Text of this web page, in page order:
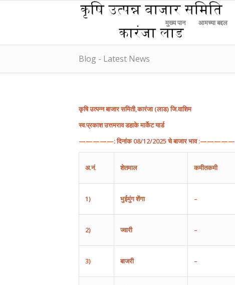
मुख्य पान आमच्या बद्दल
Blog - Latest News
कृषिउत्पन्नबाजारसमिती,कारंजा(लाड)जि.वाशिम
स्व.प्रकाश उत्तमराव डहाके मार्केट यार्ड
—————:दिनांक08/12/2025चेबाजारभाव:—————
अ.नं. शेतमाल कमीतकमी
1) भुईमुंगशेंगा –
2) ज्वारी –
3) बाजरी –